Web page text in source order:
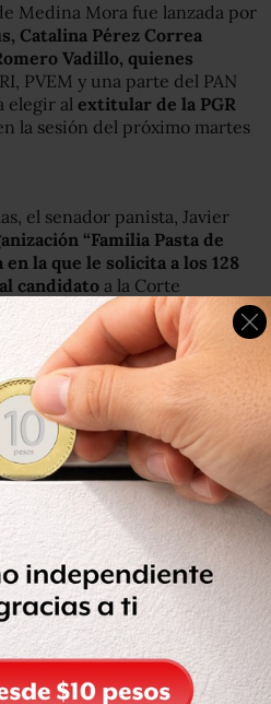
Medina Mora fue lanzada por
Catalina Pérez Correa
Vadillo, quienes
PVEM y una parte del PAN
elegir al extitular de la PGR
la sesión del próximo martes
el senador panista, Javier
“Familia Pasta de
la que le solicita a los 128
candidato a la Corte
Enrique Peña Nieto.
en contra del PRD,
consideró idóneos y
la propuesta del
de tres candidatos para
ministrode la Suprema Corte.